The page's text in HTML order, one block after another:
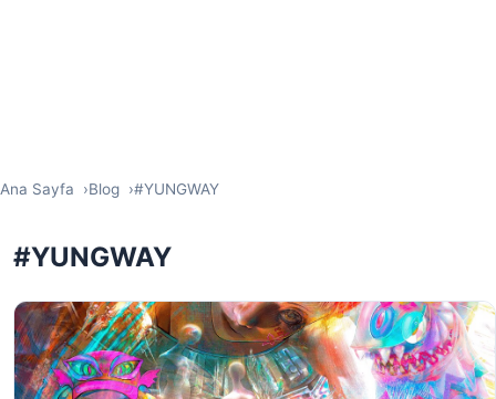
Ana Sayfa Blog #YUNGWAY
#YUNGWAY